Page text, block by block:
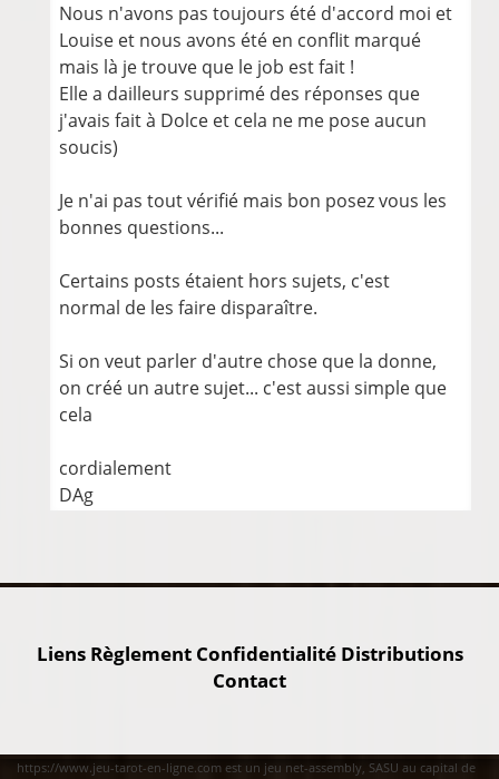
Nous n'avons pas toujours été d'accord moi et
Louise et nous avons été en conflit marqué
mais là je trouve que le job est fait !
Elle a dailleurs supprimé des réponses que
j'avais fait à Dolce et cela ne me pose aucun
soucis)
Je n'ai pas tout vérifié mais bon posez vous les
bonnes questions...
Certains posts étaient hors sujets, c'est
normal de les faire disparaître.
Si on veut parler d'autre chose que la donne,
on créé un autre sujet... c'est aussi simple que
cela
cordialement
DAg
Liens Règlement Confidentialité Distributions
Contact
https://www.jeu-tarot-en-ligne.com est un jeu net-assembly, SASU au capital de